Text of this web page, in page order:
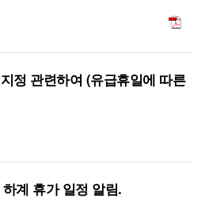
정 관련하여 (유급휴일에 따른
계 휴가 일정 알림.